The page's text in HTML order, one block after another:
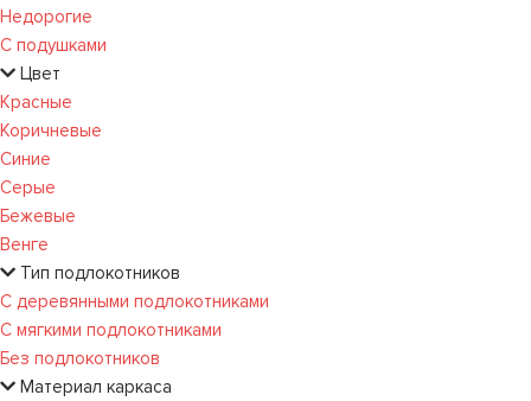
Недорогие
С подушками
Цвет
Красные
Коричневые
Синие
Серые
Бежевые
Венге
Тип подлокотников
С деревянными подлокотниками
С мягкими подлокотниками
Без подлокотников
Материал каркаса